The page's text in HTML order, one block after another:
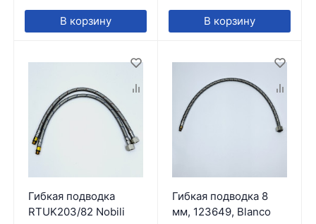
В корзину В корзину
Гибкая подводка
RTUK203/82 Nobili
Гибкая подводка 8
мм, 123649, Blanco